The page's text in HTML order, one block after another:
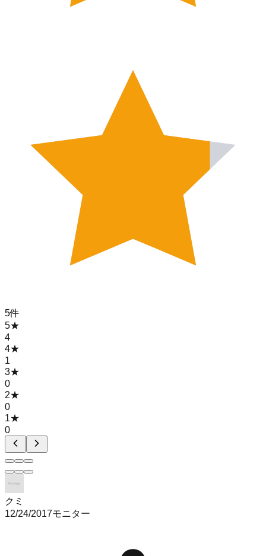
5件
5★
4
4★
1
3★
0
2★
0
1★
0
クミ
12/24/2017モニター